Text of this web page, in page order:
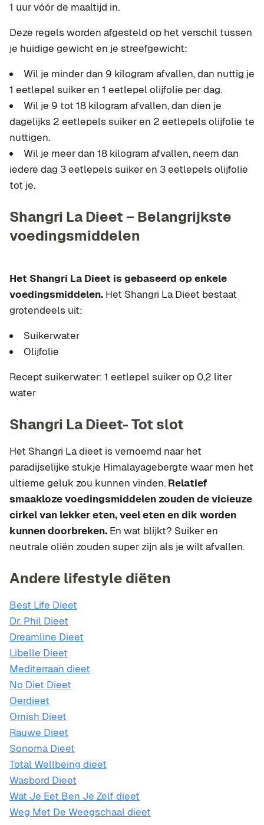
1 uur vóór de maaltijd in.
Deze regels worden afgesteld op het verschil tussen
je huidige gewicht en je streefgewicht:
Wil je minder dan 9 kilogram afvallen, dan nuttig je
1 eetlepel suiker en 1 eetlepel olijfolie per dag.
Wil je 9 tot 18 kilogram afvallen, dan dien je
dagelijks 2 eetlepels suiker en 2 eetlepels olijfolie te
nuttigen.
Wil je meer dan 18 kilogram afvallen, neem dan
iedere dag 3 eetlepels suiker en 3 eetlepels olijfolie
tot je.
Shangri La Dieet – Belangrijkste
voedingsmiddelen
Het Shangri La Dieet is gebaseerd op enkele
voedingsmiddelen. Het Shangri La Dieet bestaat
grotendeels uit:
Suikerwater
Olijfolie
Recept suikerwater: 1 eetlepel suiker op 0,2 liter
water
Shangri La Dieet- Tot slot
Het Shangri La dieet is vernoemd naar het
paradijselijke stukje Himalayagebergte waar men het
ultieme geluk zou kunnen vinden. Relatief
smaakloze voedingsmiddelen zouden de vicieuze
cirkel van lekker eten, veel eten en dik worden
kunnen doorbreken. En wat blijkt? Suiker en
neutrale oliën zouden super zijn als je wilt afvallen.
Andere lifestyle diëten
Best Life Dieet
Dr. Phil Dieet
Dreamline Dieet
Libelle Dieet
Mediterraan dieet
No Diet Dieet
Oerdieet
Ornish Dieet
Rauwe Dieet
Sonoma Dieet
Total Wellbeing dieet
Wasbord Dieet
Wat Je Eet Ben Je Zelf dieet
Weg Met De Weegschaal dieet